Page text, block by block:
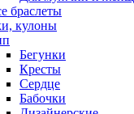
браслеты
кулоны
Бегунки
Кресты
Сердце
Бабочки